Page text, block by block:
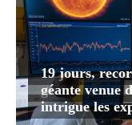
19 jours,
géante venue
intrigue les